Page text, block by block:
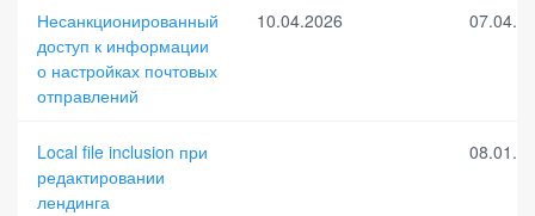
ок
Да
та
лик
ац
ии
яв
ле
ни
Да
на
Несанкционированный
доступ к информации
о настройках почтовых
отправлений
10.04.2026
Local file inclusion при
редактировании
лендинга